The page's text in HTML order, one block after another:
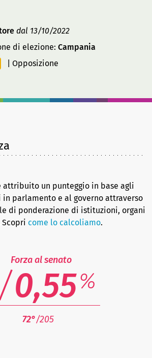
dal 13/10/2022
di elezione: Campania
|Opposizione
un punteggio in base agli
parlamento e al governo attraverso
di ponderazione di istituzioni, organi
come lo calcoliamo.
Forza al senato
0,55%
72°/205